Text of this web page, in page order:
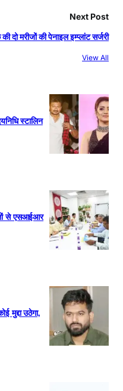
Next Post
दो मरीजों की पेनाइल इम्प्लांट सर्जरी
View All
स्टालिन
से एसआईआर
मुद्दा उठेगा,